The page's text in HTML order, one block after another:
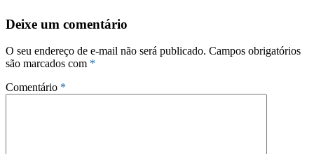
Deixe um comentário
O seu endereço de e-mail não será publicado. Campos obrigatórios
são marcados com *
Comentário *